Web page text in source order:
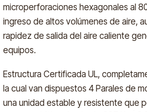
microperforaciones hexagonales al
ingreso de altos volúmenes de aire,
rapidez de salida del aire caliente
equipos.
Estructura Certificada UL,
la cual van dispuestos 4 Parales de
una unidad estable y resistente que